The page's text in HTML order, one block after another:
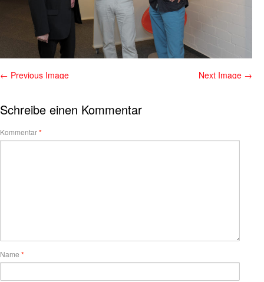
← Previous Image Next Image →
Schreibe einen Kommentar
Kommentar*
Name *